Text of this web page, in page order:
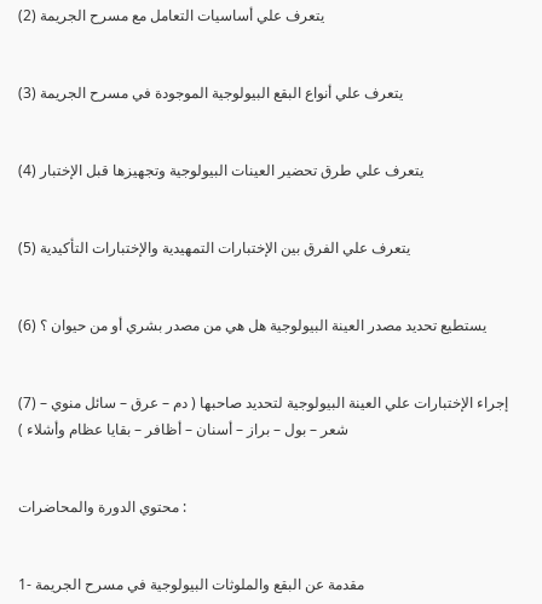
(2) يتعرف علي أساسيات التعامل مع مسرح الجريمة
(3) يتعرف علي أنواع البقع البيولوجية الموجودة في مسرح الجريمة
(4) يتعرف علي طرق تحضير العينات البيولوجية وتجهيزها قبل الإختبار
(5) يتعرف علي الفرق بين الإختبارات التمهيدية والإختبارات التأكيدية
(6) يستطيع تحديد مصدر العينة البيولوجية هل هي من مصدر بشري أو من حيوان ؟
(7) إجراء الإختبارات علي العينة البيولوجية لتحديد صاحبها ( دم – عرق – سائل منوي –
شعر – بول – براز – أسنان – أظافر – بقايا عظام وأشلاء )
محتوي الدورة والمحاضرات :
1- مقدمة عن البقع والملوثات البيولوجية في مسرح الجريمة